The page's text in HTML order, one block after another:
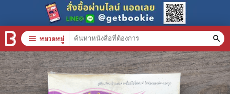
menu หมวดหมู่ search
หมวดหมู่สินค้า clear